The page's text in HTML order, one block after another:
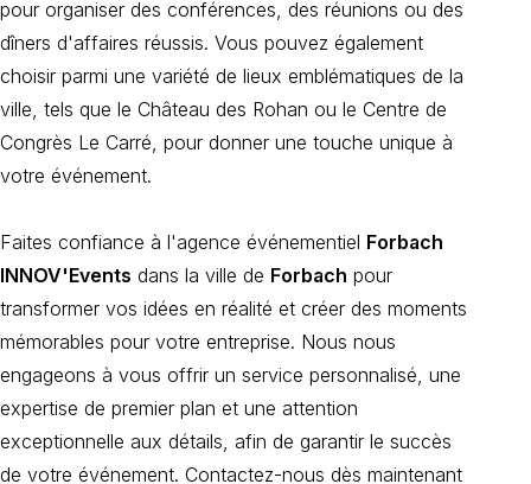
pour organiser des conférences, des réunions ou des
dîners d'affaires réussis. Vous pouvez également
choisir parmi une variété de lieux emblématiques de la
ville, tels que le Château des Rohan ou le Centre de
Congrès Le Carré, pour donner une touche unique à
votre événement.
Faites confiance à l'agence événementiel Forbach
INNOV'Events dans la ville de Forbach pour
transformer vos idées en réalité et créer des moments
mémorables pour votre entreprise. Nous nous
engageons à vous offrir un service personnalisé, une
expertise de premier plan et une attention
exceptionnelle aux détails, afin de garantir le succès
de votre événement. Contactez-nous dès maintenant